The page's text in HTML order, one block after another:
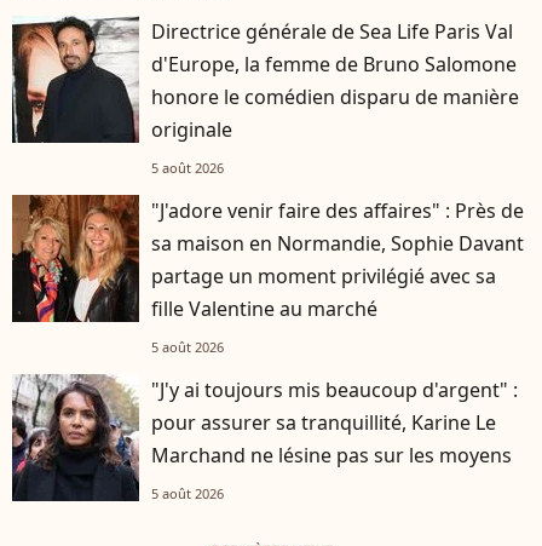
Directrice générale de Sea Life Paris Val
d'Europe, la femme de Bruno Salomone
honore le comédien disparu de manière
originale
5 août 2026
"J'adore venir faire des affaires" : Près de
sa maison en Normandie, Sophie Davant
partage un moment privilégié avec sa
fille Valentine au marché
5 août 2026
"J'y ai toujours mis beaucoup d'argent" :
pour assurer sa tranquillité, Karine Le
Marchand ne lésine pas sur les moyens
5 août 2026